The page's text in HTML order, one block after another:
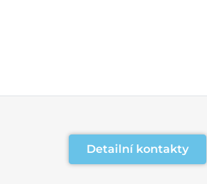
Detailní kontakty